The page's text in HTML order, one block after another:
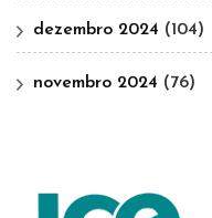
dezembro 2024 (104)
novembro 2024 (76)